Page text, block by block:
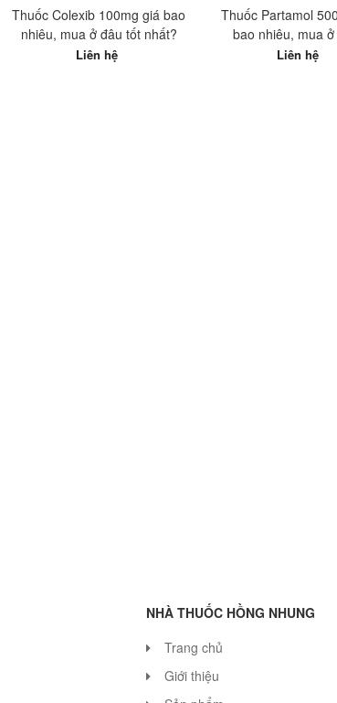
Thuốc Colexib 100mg giá bao
nhiêu, mua ở đâu tốt nhất?
Liên hệ
Thuốc Partamol
bao nhiêu, mua
Liên hệ
NHÀ THUỐC HỒNG NHUNG
Trang chủ
Giới thiệu